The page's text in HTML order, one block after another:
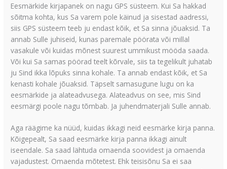
Eesmärkide kirjapanek on nagu GPS süsteem. Kui Sa hakkad
sõitma kohta, kus Sa varem pole käinud ja sisestad aadressi,
siis GPS süsteem teeb ju endast kõik, et Sa sinna jõuaksid. Ta
annab Sulle juhiseid, kunas paremale pöörata või millal
vasakule või kuidas mõnest suurest ummikust mööda saada.
Või kui Sa samas pöörad teelt kõrvale, siis ta tegelikult juhatab
ju Sind ikka lõpuks sinna kohale. Ta annab endast kõik, et Sa
kenasti kohale jõuaksid. Täpselt samasugune lugu on ka
eesmärkide ja alateadvusega. Alateadvus on see, mis Sind
eesmärgi poole nagu tõmbab. Ja juhendmaterjali Sulle annab.
Aga räägime ka nüüd, kuidas ikkagi neid eesmärke kirja panna.
Kõigepealt, Sa saad eesmärke kirja panna ikkagi ainult
iseendale. Sa saad lähtuda omaenda soovidest ja omaenda
vajadustest. Omaenda mõtetest. Ehk teisisõnu Sa ei saa